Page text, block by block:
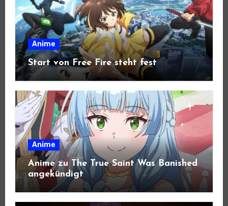
Anime
Start von Free Fire steht fest
Anime
Anime zu The True Saint Was Banished
angekündigt